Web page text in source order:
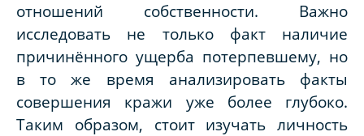
отношений собственности. Важно
исследовать не только факт наличие
причинённого ущерба потерпевшему, но
в то же время анализировать факты
совершения кражи уже более глубоко.
Таким образом, стоит изучать личность